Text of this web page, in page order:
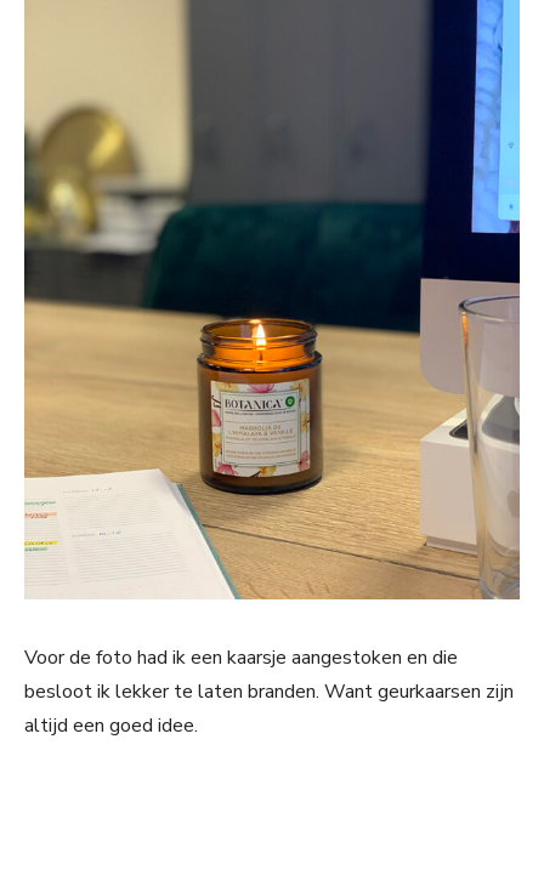
Voor de foto had ik een kaarsje aangestoken en die
besloot ik lekker te laten branden. Want geurkaarsen zijn
altijd een goed idee.